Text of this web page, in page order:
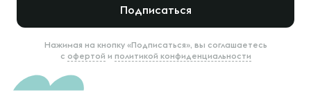
Подписаться
Нажимая на кнопку «Подписаться», вы соглашаетесь
с офертой и политикой конфиденциальности